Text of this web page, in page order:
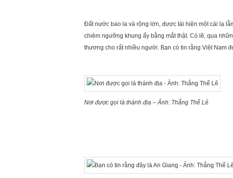
Đất nước bao la và rộng lớn, được tái hiện một cái lạ
chiêm ngưỡng khung ấy bằng mắt thật. Có lẽ, qua
thương cho rất nhiều người. Bạn có tin rằng Việt Nam
Nơi được gọi là thánh địa – Ảnh: Thắng Thế Lê